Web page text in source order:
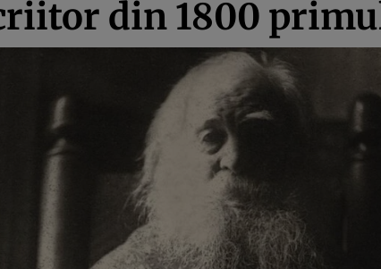
din 1800